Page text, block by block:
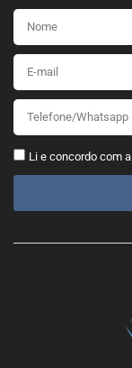
Li e concordo com a